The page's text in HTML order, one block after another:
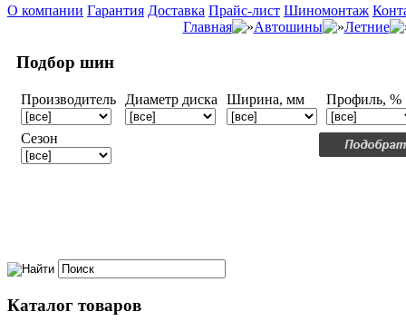
О компании Гарантия Доставка Прайс-лист Шиномонтаж
Главная
Автошины Летние
Подбор шин
Производитель Диаметр диска Ширина, мм Профиль, %
Сезон
Каталог товаров